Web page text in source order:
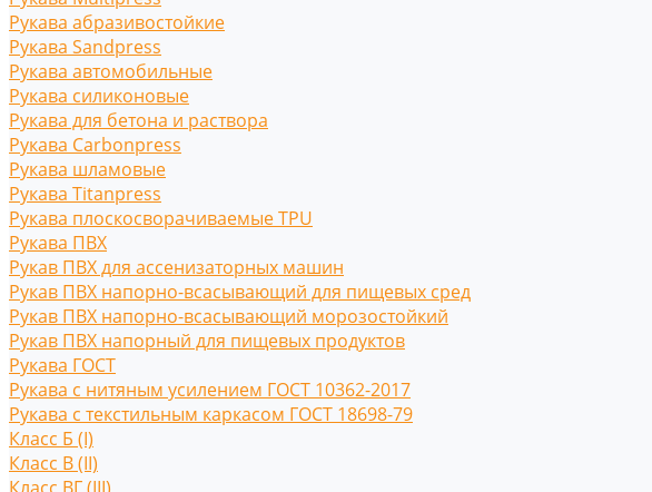
Рукава абразивостойкие
Рукава Sandpress
Рукава автомобильные
Рукава силиконовые
Рукава для бетона и раствора
Рукава Carbonpress
Рукава шламовые
Рукава Titanpress
Рукава плоскосворачиваемые TPU
Рукава ПВХ
Рукав ПВХ для ассенизаторных машин
Рукав ПВХ напорно-всасывающий для пищевых сред
Рукав ПВХ напорно-всасывающий морозостойкий
Рукав ПВХ напорный для пищевых продуктов
Рукава ГОСТ
Рукава с нитяным усилением ГОСТ 10362-2017
Рукава с текстильным каркасом ГОСТ 18698-79
Класс Б (I)
Класс В (II)